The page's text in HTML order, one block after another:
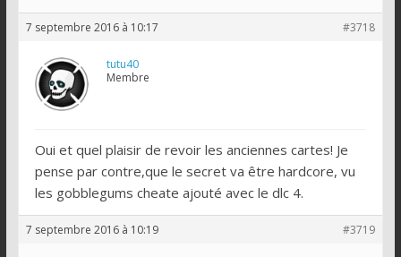
7 septembre 2016 à 10:17 #3718
tutu40
Membre
Oui et quel plaisir de revoir les anciennes cartes! Je
pense par contre,que le secret va être hardcore, vu
les gobblegums cheate ajouté avec le dlc 4.
7 septembre 2016 à 10:19 #3719